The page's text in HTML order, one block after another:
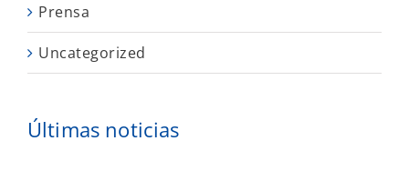
Prensa
Uncategorized
Últimas noticias